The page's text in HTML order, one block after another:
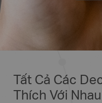
Tất Cả Các
Thích Với Nhau